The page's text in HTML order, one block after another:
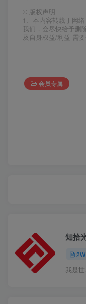
© 版权声明
1、本内容转载于网
我们，会尽快给予删
及自身权益/利益 需
会员专属
知拾
我是